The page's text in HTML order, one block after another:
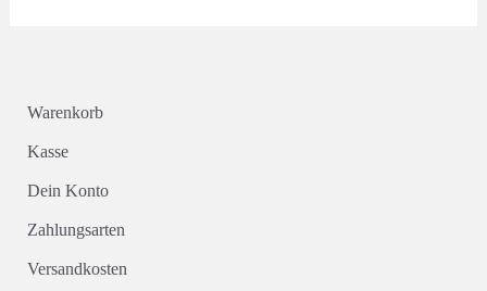
Warenkorb
Kasse
Dein Konto
Zahlungsarten
Versandkosten